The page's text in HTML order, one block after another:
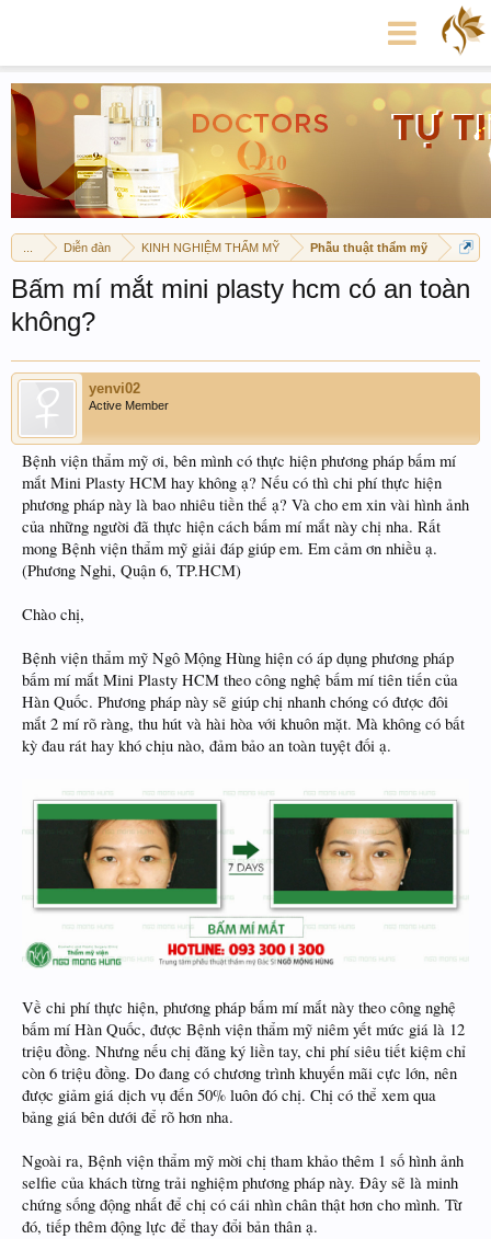
Diễn đàn KINH NGHIỆM THẨM MỸ Phẫu thuật thẩm mỹ
Bấm mí mắt mini plasty hcm có an toàn
không?
yenvi02
Active Member
Bệnh viện thẩm mỹ ơi, bên mình có thực hiện phương pháp bấm mí
mắt Mini Plasty HCM hay không ạ? Nếu có thì chi phí thực hiện
phương pháp này là bao nhiêu tiền thế ạ? Và cho em xin vài hình ảnh
của những người đã thực hiện cách bấm mí mắt này chị nha. Rất
mong Bệnh viện thẩm mỹ giải đáp giúp em. Em cảm ơn nhiều ạ.
(Phương Nghi, Quận 6, TP.HCM)
Chào chị,
Bệnh viện thẩm mỹ Ngô Mộng Hùng hiện có áp dụng phương pháp
bấm mí mắt Mini Plasty HCM theo công nghệ bấm mí tiên tiến của
Hàn Quốc. Phương pháp này sẽ giúp chị nhanh chóng có được đôi
mắt 2 mí rõ ràng, thu hút và hài hòa với khuôn mặt. Mà không có bất
kỳ đau rát hay khó chịu nào, đảm bảo an toàn tuyệt đối ạ.
Về chi phí thực hiện, phương pháp bấm mí mắt này theo công nghệ
bấm mí Hàn Quốc, được Bệnh viện thẩm mỹ niêm yết mức giá là 12
triệu đồng. Nhưng nếu chị đăng ký liền tay, chi phí siêu tiết kiệm chỉ
còn 6 triệu đồng. Do đang có chương trình khuyến mãi cực lớn, nên
được giảm giá dịch vụ đến 50% luôn đó chị. Chị có thể xem qua
bảng giá bên dưới để rõ hơn nha.
Ngoài ra, Bệnh viện thẩm mỹ mời chị tham khảo thêm 1 số hình ảnh
selfie của khách từng trải nghiệm phương pháp này. Đây sẽ là minh
chứng sống động nhất để chị có cái nhìn chân thật hơn cho mình. Từ
đó, tiếp thêm động lực để thay đổi bản thân ạ.